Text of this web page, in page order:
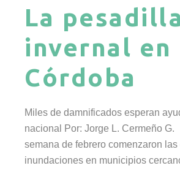
La pesadilla
invernal en
Córdoba
Miles de damnificados esperan
nacional Por: Jorge L. Cermeño
semana de febrero comenzaron las
inundaciones en municipios